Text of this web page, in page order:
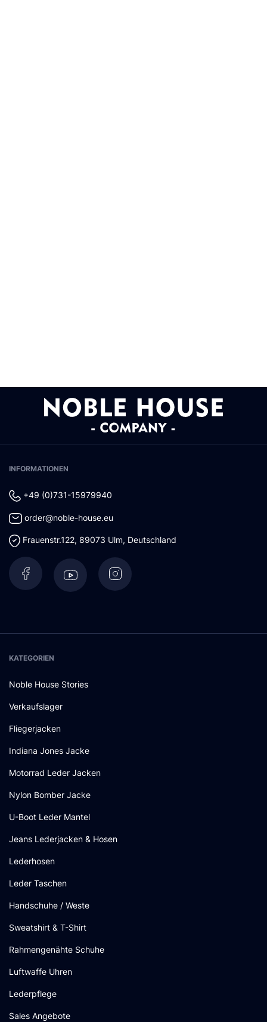
INFORMATIONEN
+49 (0)731-15979940
order@noble-house.eu
Frauenstr.122, 89073 Ulm, Deutschland
KATEGORIEN
Noble House Stories
Verkaufslager
Fliegerjacken
Indiana Jones Jacke
Motorrad Leder Jacken
Nylon Bomber Jacke
U-Boot Leder Mantel
Jeans Lederjacken & Hosen
Lederhosen
Leder Taschen
Handschuhe / Weste
Sweatshirt & T-Shirt
Rahmengenähte Schuhe
Luftwaffe Uhren
Lederpflege
Sales Angebote